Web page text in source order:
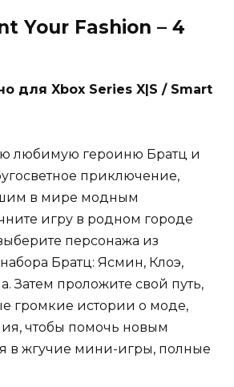
Your Fashion – 4
для Xbox Series X|S / Smart
любимую героиню Братц и
приключение,
в мире модным
игру в родном городе
персонажа из
Братц: Ясмин, Клоэ,
Затем проложите свой путь,
громкие истории о моде,
чтобы помочь новым
в жгучие мини-игры, полные